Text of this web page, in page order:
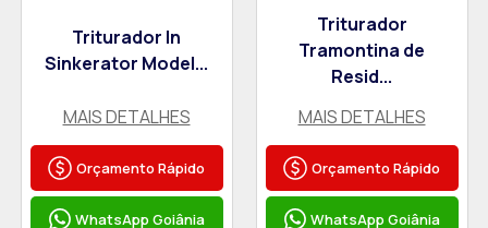
Triturador In
Sinkerator Model...
MAIS DETALHES
Orçamento Rápido
WhatsApp Goiânia
Triturador
Tramontina de
Resid...
MAIS DETALHES
Orçamento Rápido
WhatsApp Goiânia